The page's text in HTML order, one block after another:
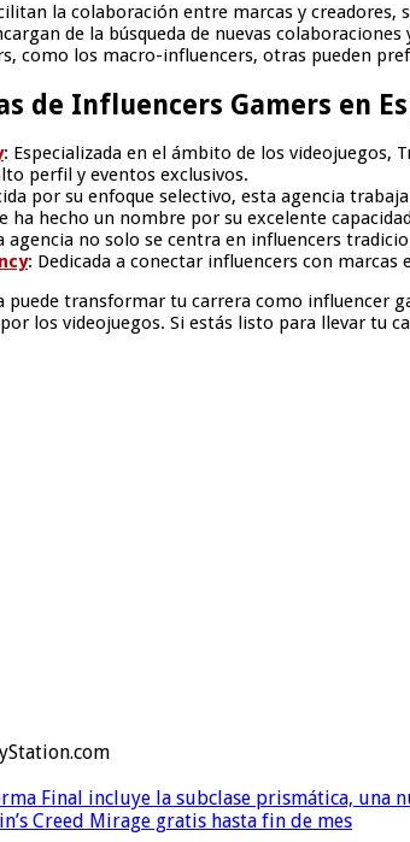
la colaboración entre marcas y
de la búsqueda de nuevas
como los macro-influencers, otras pueden
de Influencers Gamers en
: Especializada en el ámbito de los videojuegos,
perfil y eventos exclusivos.
por su enfoque selectivo, esta agencia
ha hecho un nombre por su excelente
agencia no solo se centra en influencers
: Dedicada a conectar influencers con
puede transformar tu carrera como influencer
los videojuegos. Si estás listo para llevar tu
Final incluye la subclase prismática, una
Creed Mirage gratis hasta fin de mes